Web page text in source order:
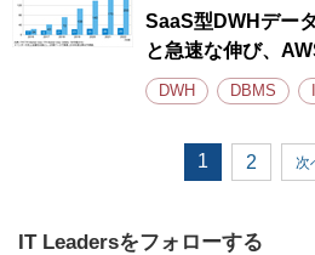
SaaS型DWHデー
と急速な伸び、
DWH DBMS
1 2 次
IT Leadersをフォローする